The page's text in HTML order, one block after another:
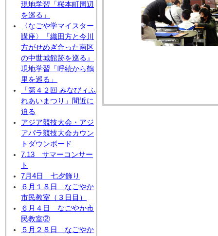
現地学習「桜本町周辺
を巡る」
〈なごや学マイスター
講座〉『織田方と今川
方がせめぎ合った南区
の中世城館跡を巡る』
現地学習「呼続から鶴
里を巡る」
「第４２回 みなびィふ
れあいまつり」間近に
迫る
アジア競技大会・アジ
アパラ競技大会カウン
トダウンボード
7.13 サマーコンサー
ト
7月4日 七夕飾り
６月１８日 なごやか
市民教室（３日目）
６月４日 なごやか市
民教室②
５月２８日 なごやか